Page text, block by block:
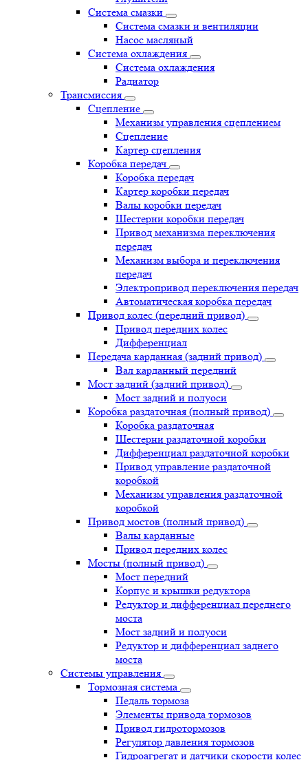
Система смазки
Система смазки и вентиляции
Насос масляный
Система охлаждения
Система охлаждения
Радиатор
Трансмиссия
Сцепление
Механизм управления сцеплением
Сцепление
Картер сцепления
Коробка передач
Коробка передач
Картер коробки передач
Валы коробки передач
Шестерни коробки передач
Привод механизма переключения
передач
Механизм выбора и переключения
передач
Электропривод переключения передач
Автоматическая коробка передач
Привод колес (передний привод)
Привод передних колес
Дифференциал
Передача карданная (задний привод)
Вал карданный передний
Мост задний (задний привод)
Мост задний и полуоси
Коробка раздаточная (полный привод)
Коробка раздаточная
Шестерни раздаточной коробки
Дифференциал раздаточной коробки
Привод управление раздаточной
коробкой
Механизм управления раздаточной
коробкой
Привод мостов (полный привод)
Валы карданные
Привод передних колес
Мосты (полный привод)
Мост передний
Корпус и крышки редуктора
Редуктор и дифференциал переднего
моста
Мост задний и полуоси
Редуктор и дифференциал заднего
моста
Системы управления
Тормозная система
Педаль тормоза
Элементы привода тормозов
Привод гидротормозов
Регулятор давления тормозов
Гидроагрегат и датчики скорости колес